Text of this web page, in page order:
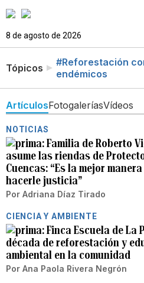
8 de agosto de 2026
Tópicos
#Reforestación
endémicos
ArtículosFotogaleríasVídeos
NOTICIAS
Familia de Roberto
asume las riendas de
Cuencas: “Es la mejor
hacerle justicia”
Por Adriana Díaz Tirado
CIENCIA Y AMBIENTE
Finca Escuela de La
década de reforestación y
ambiental en la comunidad
Por Ana Paola Rivera Negrón